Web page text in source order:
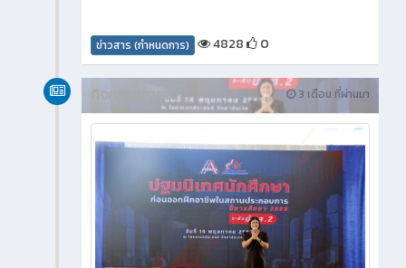
ข่าวสาร (กำหนดการ) 4828 0
3 เดือน ที่ผ่านมา
กิจกรรมภายใน